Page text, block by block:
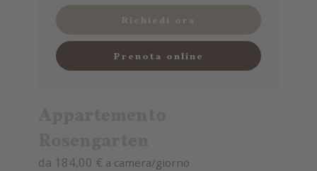
Richiedi ora
Prenota online
da 184,00 € a camera/giorno